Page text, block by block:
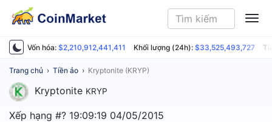
Vốn hóa: $2,210,912,441,411 Khối lượng (24h): $33,525,493,727
Trang chủ › Tiền ảo › Kryptonite (KRYP)
Kryptonite KRYP
Xếp hạng #? 19:09:19 04/05/2015